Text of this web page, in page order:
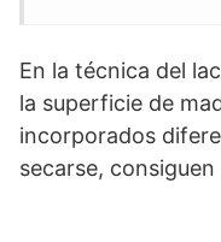
En la técnica del
la superficie de
incorporados
secarse,